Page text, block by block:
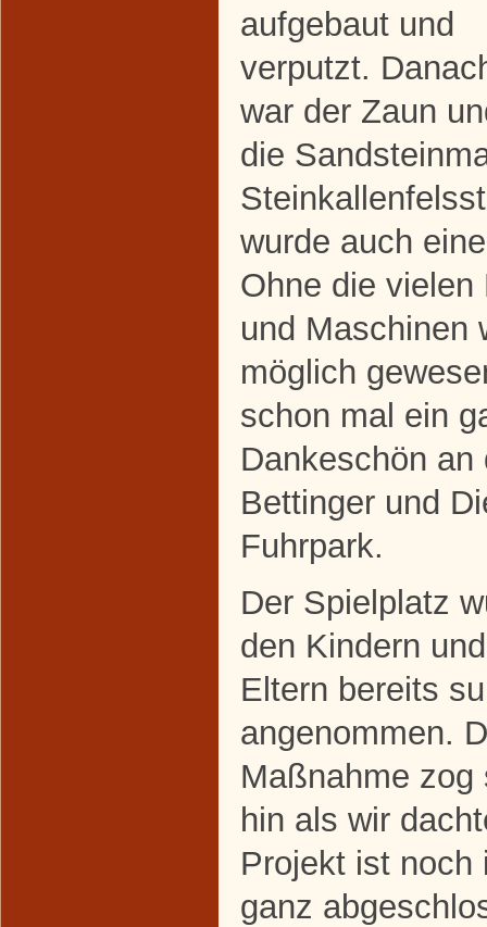
aufgebaut und
verputzt.
war der Zaun
die
wurde auch
Ohne die vielen
und Maschinen
möglich
schon mal ein
Dankeschön an
Bettinger und
Fuhrpark.
Der Spielplatz
den Kindern
Eltern bereits
angenommen.
Maßnahme zog
hin als wir
Projekt ist noch
ganz